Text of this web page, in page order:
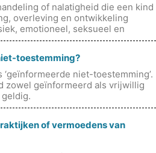
of nalatigheid die een kind
overleving en ontwikkeling
emotioneel, seksueel en
toestemming?
niet-toestemming’.
zowel geïnformeerd als vrijwillig
of vermoedens van